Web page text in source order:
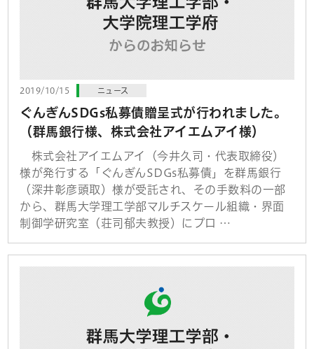
2019/10/15 ニュース
ぐんぎんSDGs私募債贈呈式が行われました。
（群馬銀行様、株式会社アイエムアイ様）
株式会社アイエムアイ（今井久司・代表取締役）
様が発行する「ぐんぎんSDGs私募債」を群馬銀行
（深井彰彦頭取）様が受託され、その手数料の一部
から、群馬大学理工学部マルチスケール組織・界面
制御学研究室（荘司郁夫教授）にプロ …